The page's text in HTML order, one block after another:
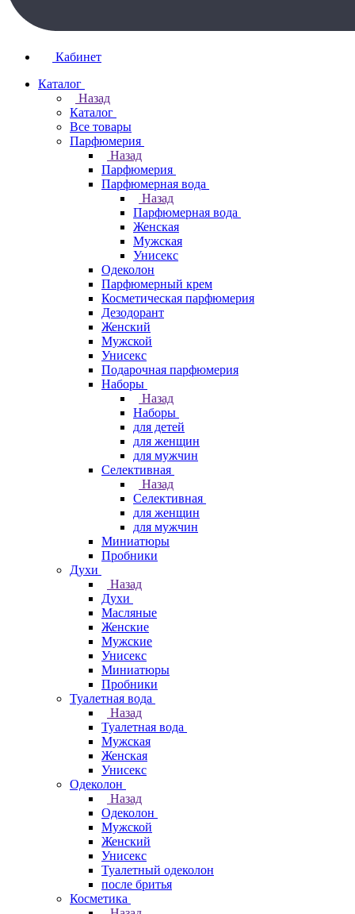
Кабинет
Каталог
Назад
Каталог
Все товары
Парфюмерия
Назад
Парфюмерия
Парфюмерная вода
Назад
Парфюмерная вода
Женская
Мужская
Унисекс
Одеколон
Парфюмерный крем
Косметическая парфюмерия
Дезодорант
Женский
Мужской
Унисекс
Подарочная парфюмерия
Наборы
Назад
Наборы
для детей
для женщин
для мужчин
Селективная
Назад
Селективная
для женщин
для мужчин
Миниатюры
Пробники
Духи
Назад
Духи
Масляные
Женские
Мужские
Унисекс
Миниатюры
Пробники
Туалетная вода
Назад
Туалетная вода
Мужская
Женская
Унисекс
Одеколон
Назад
Одеколон
Мужской
Женский
Унисекс
Туалетный одеколон
после бритья
Косметика